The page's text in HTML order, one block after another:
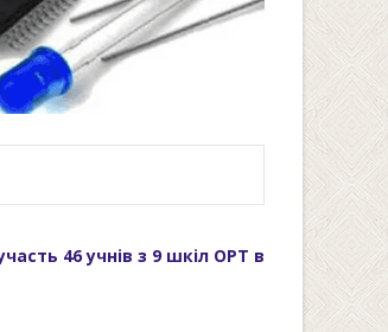
46 учнів з 9 шкіл ОРТ в